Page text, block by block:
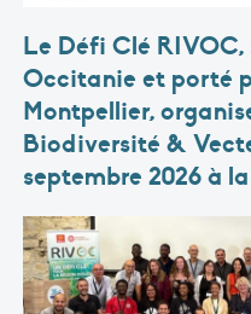
Le Défi Clé
Occitanie et porté
Montpellier,
Biodiversité &
septembre 2026à